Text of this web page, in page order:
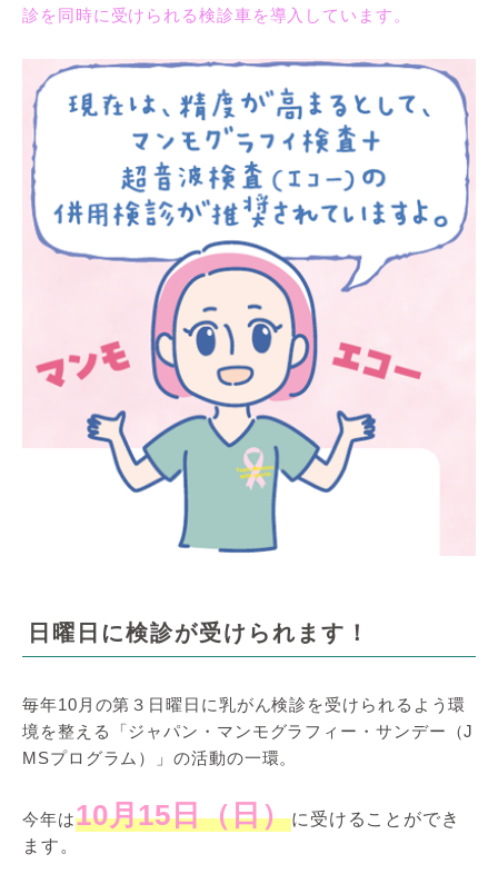
診を同時に受けられる検診車を導入しています。
日曜日に検診が受けられます！
毎年10月の第３日曜日に乳がん検診を受けられるよう環
境を整える「ジャパン・マンモグラフィー・サンデー（J
MSプログラム）」の活動の一環。
今年は10月15日（日）に受けることができ
ます。